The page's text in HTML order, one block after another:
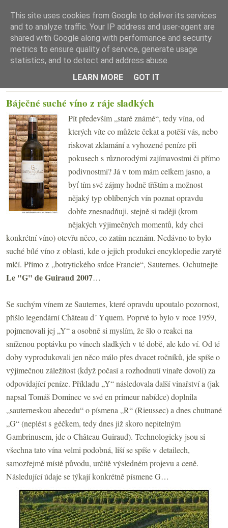
☰ Menu
Báječné suché víno z ráje sladkých
Pít především „staré známé“, tedy vína, od
kterých víte co můžete čekat a potěší vás, nebo
riskovat zklamání a vyhozené peníze při
pokusech s různorodými zajímavostmi či přímo
podivnostmi? Já v tom mám celkem jasno, a
byť tím své zájmy hodně tříštím a možnost
nějaký typ oblíbených vín poznat opravdu
dobře znesnadňuji, stejně si raději (krom
nějakých výjimečných momentů, kdy chci
konkrétní víno) otevřu něco, co zatím neznám. Nedávno to bylo
suché bílé víno z oblasti, kde o jejich produkci encyklopedie zarytě
mlčí. Přímo z „botrytického srdce Francie“, Sauternes. Ochutnejte
Le "G" de Guiraud 2007…
Se suchým vínem ze Sauternes, které opravdu upoutalo pozornost,
přišlo legendární Château d´ Yquem. Poprvé to bylo v roce 1959,
pojmenovali jej „Y“ a osobně si myslím, že šlo o reakci na
sníženou poptávku po vínech sladkých v té době, ale kdo ví. Od té
doby vyprodukovali jen něco málo přes dvacet ročníků, jde spíše o
výjimečnou záležitost (když počasí a rozhodnutí vinaře dovolí) za
odpovídající peníze. Příkladu „Y“ následovala další vinařství a (jak
napsal Tomáš Dominec ve své en primeur nabídce) doplnila
„sauterneskou abecedu“ o písmena „R“ (Rieussec) a dnes chutnané
„G“ (neplést s géčkem, tedy dnes již skoro nepitelným
Gambrinusem, jde o Château Guiraud). Technologicky jsou si
všechna tato vína velmi podobná, liší se spíše v detailech,
samozřejmě místě původu, určitě výsledném projevu a ceně.
Následující údaje se týkají konkrétně písmene G…
This site uses cookies from Google to deliver its services
and to analyze traffic. Your IP address and user-agent are
shared with Google along with performance and security
metrics to ensure quality of service, generate usage
statistics, and to detect and address abuse.
LEARN MORE
GOT IT